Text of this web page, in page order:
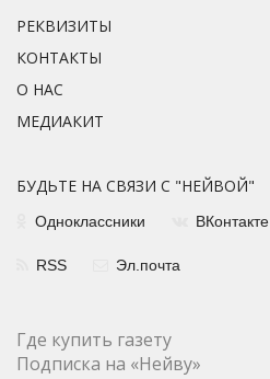
РЕКВИЗИТЫ
КОНТАКТЫ
О НАС
МЕДИАКИТ
БУДЬТЕ НА СВЯЗИ С "НЕЙВОЙ"
Одноклассники ВКонтакте
RSS Эл.почта
Где купить газету
Подписка на «Нейву»